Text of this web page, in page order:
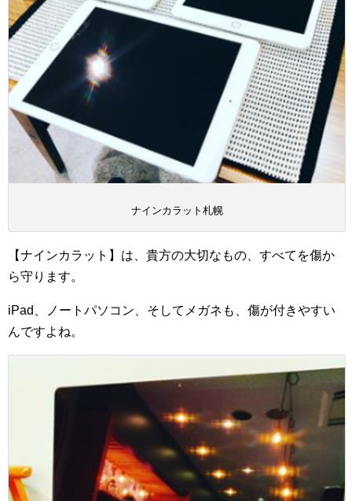
ナインカラット札幌
【ナインカラット】は、貴方の大切なもの、すべてを傷か
ら守ります。
iPad、ノートパソコン、そしてメガネも、傷が付きやすい
んですよね。